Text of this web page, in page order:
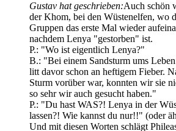
Gustav hat geschrieben:Auch schön
der Khom, bei den Wüstenelfen, wo
Gruppen das erste Mal wieder
nachdem Lenya "gestorben" ist.
P.: "Wo ist eigentlich Lenya?"
B.: "Bei einem Sandsturm ums
litt davor schon an heftigem Fieber.
Sturm vorüber war, konnten wir sie
so sehr wir auch gesucht haben."
P.: "Du hast WAS?! Lenya in der
lassen?! Wie kannst du nur!!" (oder
Und mit diesen Worten schlägt